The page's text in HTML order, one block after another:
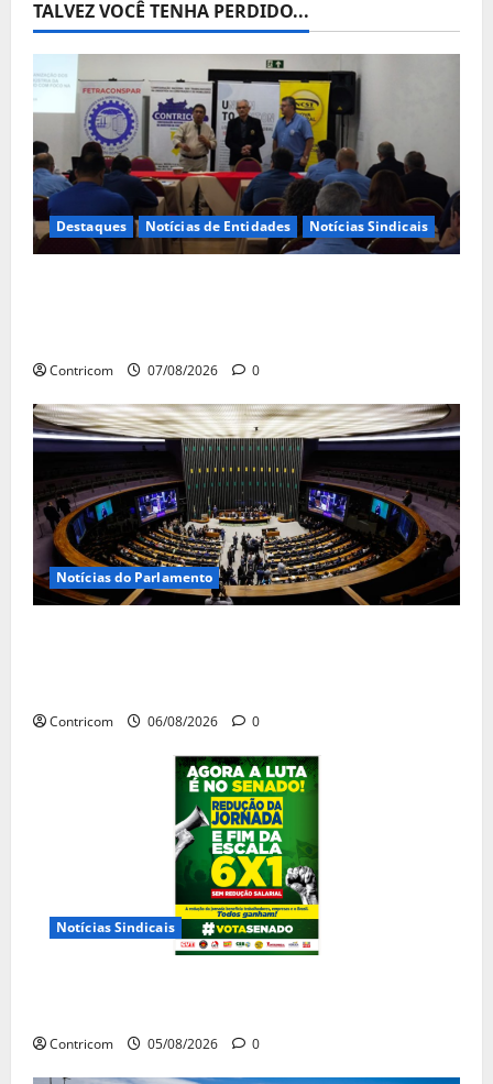
TALVEZ VOCÊ TENHA PERDIDO...
Destaques Notícias de Entidades Notícias Sindicais
Contricom 07/08/2026 0
Notícias do Parlamento
Contricom 06/08/2026 0
Notícias Sindicais
Contricom 05/08/2026 0